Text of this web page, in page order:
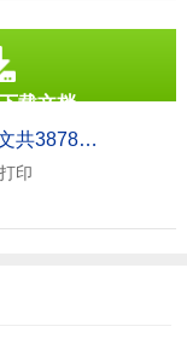
《实习期个人工作总结（干货3篇）(全文共3878字).doc》
印
载文档
doc格式